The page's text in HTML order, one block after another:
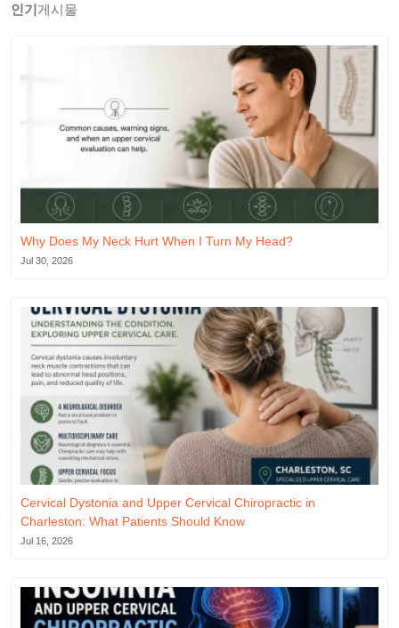
인기 게시물
Why Does My Neck Hurt When I Turn My Head?
Jul 30, 2026
Cervical Dystonia and Upper Cervical Chiropractic in
Charleston: What Patients Should Know
Jul 16, 2026